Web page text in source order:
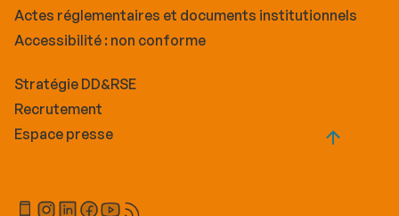
Actes réglementaires et documents institutionnels
Accessibilité : non conforme
Stratégie DD&RSE
Recrutement
Espace presse